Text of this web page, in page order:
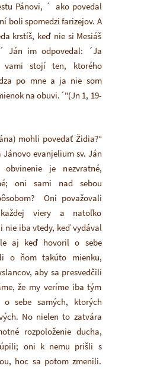
Pánovi, ´ ako povedal
boli spomedzi farizejov. A
krstíš, keď nie si Mesiáš
Ján im odpovedal: ´Ja
vami stojí ten, ktorého
po mne a ja nie som
na obuvi.´"(Jn 1, 19-
mohli povedať Židia?“
evanjelium sv. Ján
je nezvratné,
oni sami nad sebou
Oni považovali
viery a natoľko
nie iba vtedy, keď vydával
aj keď hovoril o sebe
o ňom takúto mienku,
aby sa presvedčili
že my veríme iba tým
sebe samých, ktorých
No nielen to zatvára
rozpoloženie ducha,
oni k nemu prišli s
hoc sa potom zmenili.